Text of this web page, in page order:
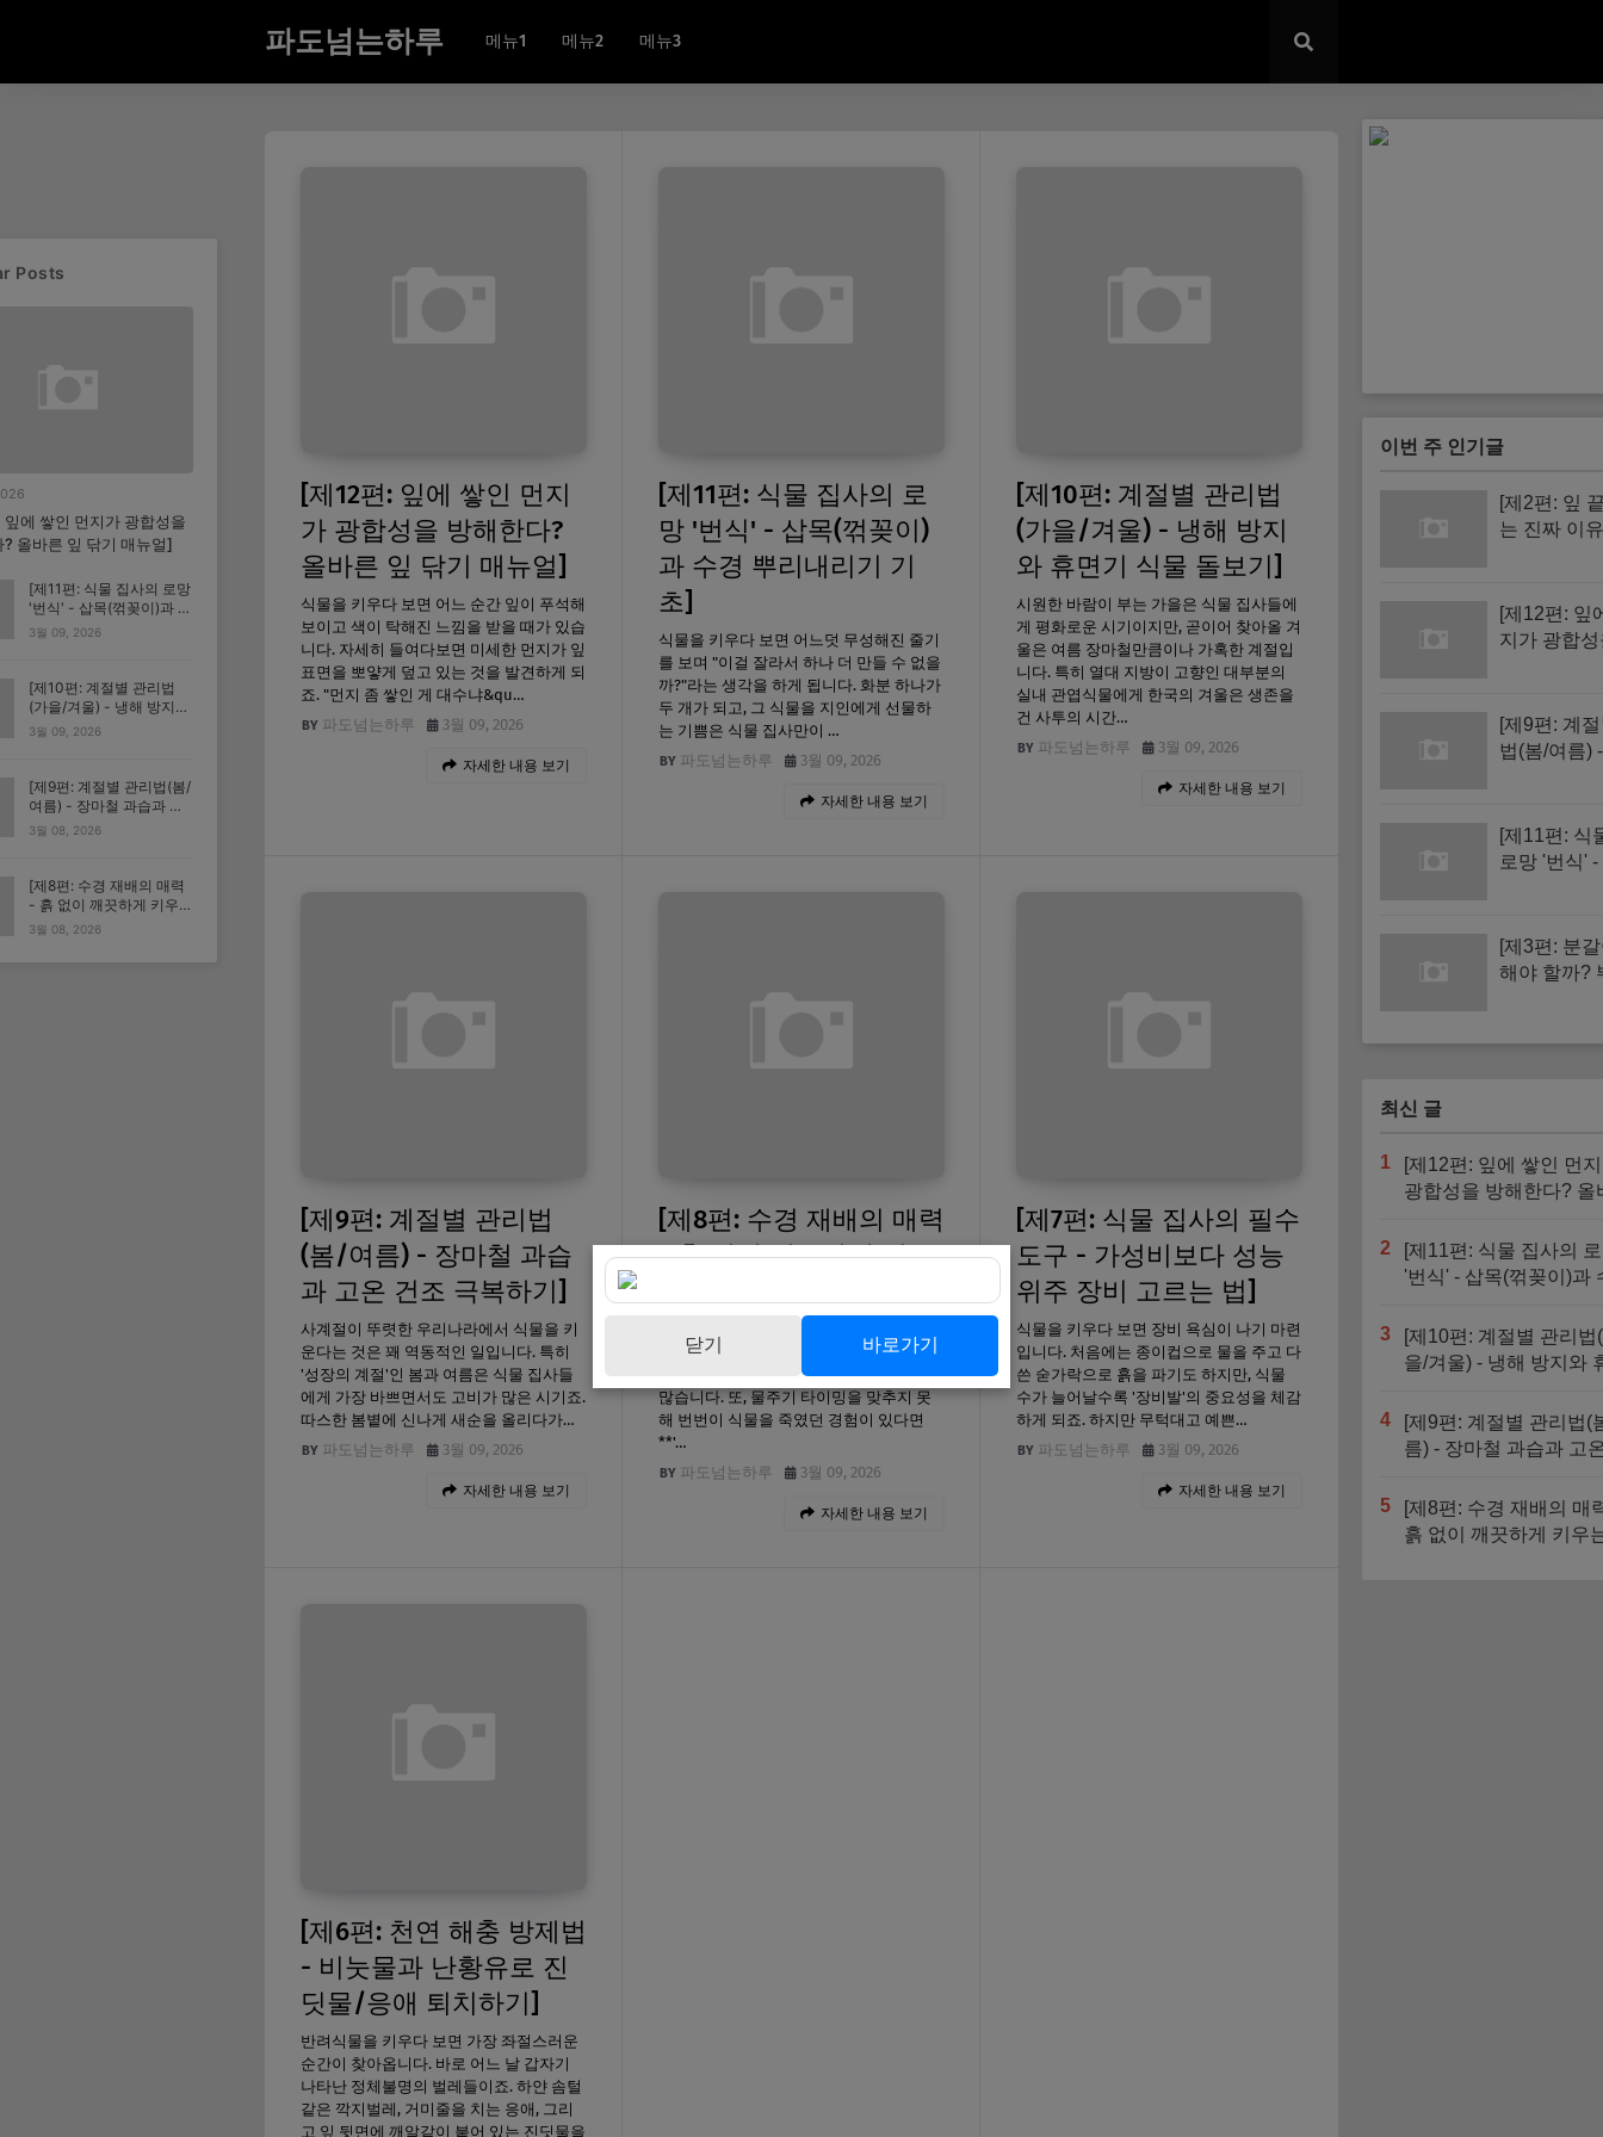
파도넘는하루 메뉴1 메뉴2 메뉴3
[제12편: 잎에 쌓인 먼지
가 광합성을 방해한다?
올바른 잎 닦기 매뉴얼]
식물을 키우다 보면 어느 순간 잎이 푸석해
보이고 색이 탁해진 느낌을 받을 때가 있습
니다. 자세히 들여다보면 미세한 먼지가 잎
표면을 뽀얗게 덮고 있는 것을 발견하게 되
죠. "먼지 좀 쌓인 게 대수냐&qu…
파도넘는하루
3월 09, 2026
자세한 내용 보기
[제11편: 식물 집사의 로
망 '번식' - 삽목(꺾꽂이)
과 수경 뿌리내리기 기
초]
식물을 키우다 보면 어느덧 무성해진 줄기
를 보며 "이걸 잘라서 하나 더 만들 수 없을
까?"라는 생각을 하게 됩니다. 화분 하나가
두 개가 되고, 그 식물을 지인에게 선물하
는 기쁨은 식물 집사만이 …
파도넘는하루
3월 09, 2026
자세한 내용 보기
[제10편: 계절별 관리법
(가을/겨울) - 냉해 방지
와 휴면기 식물 돌보기]
시원한 바람이 부는 가을은 식물 집사들에
게 평화로운 시기이지만, 곧이어 찾아올 겨
울은 여름 장마철만큼이나 가혹한 계절입
니다. 특히 열대 지방이 고향인 대부분의
실내 관엽식물에게 한국의 겨울은 생존을
건 사투의 시간…
파도넘는하루
3월 09, 2026
자세한 내용 보기
[제9편: 계절별 관리법
(봄/여름) - 장마철 과습
과 고온 건조 극복하기]
사계절이 뚜렷한 우리나라에서 식물을 키
운다는 것은 꽤 역동적인 일입니다. 특히
'성장의 계절'인 봄과 여름은 식물 집사들
에게 가장 바쁘면서도 고비가 많은 시기죠.
따스한 봄볕에 신나게 새순을 올리다가…
파도넘는하루
3월 09, 2026
자세한 내용 보기
[제8편: 수경 재배의 매력
- 흙 없이 깨끗하게 키우
리는 게 싫거나, 분갈이 때마다 튀는 흙을
뒤처리하기 부담스러워 망설이는 분들이
많습니다. 또, 물주기 타이밍을 맞추지 못
해 번번이 식물을 죽였던 경험이 있다면
**'…
파도넘는하루
3월 09, 2026
자세한 내용 보기
[제7편: 식물 집사의 필수
도구 - 가성비보다 성능
위주 장비 고르는 법]
식물을 키우다 보면 장비 욕심이 나기 마련
입니다. 처음에는 종이컵으로 물을 주고 다
쓴 숟가락으로 흙을 파기도 하지만, 식물
수가 늘어날수록 '장비발'의 중요성을 체감
하게 되죠. 하지만 무턱대고 예쁜…
파도넘는하루
3월 09, 2026
자세한 내용 보기
[제6편: 천연 해충 방제법
- 비눗물과 난황유로 진
딧물/응애 퇴치하기]
반려식물을 키우다 보면 가장 좌절스러운
순간이 찾아옵니다. 바로 어느 날 갑자기
나타난 정체불명의 벌레들이죠. 하얀 솜털
같은 깍지벌레, 거미줄을 치는 응애, 그리
고 잎 뒷면에 깨알같이 붙어 있는 진딧물을
닫기 바로가기
이번 주 인기글
[제2편: 잎
는 진짜 이
[제12편: 잎
지가 광합
[제9편: 계
법(봄/여름)
[제11편: 식
로망 '번식'
[제3편: 분
해야 할까?
최신 글
1
[제12편: 잎에 쌓인 먼
광합성을 방해한다? 올
2
[제11편: 식물 집사의
'번식' - 삽목(꺾꽂이)과
3
[제10편: 계절별 관리법
을/겨울) - 냉해 방지와
4
[제9편: 계절별 관리법(
름) - 장마철 과습과 고
5
[제8편: 수경 재배의 매
흙 없이 깨끗하게 키우
Posts
에 쌓인 먼지가 광합성을
올바른 잎 닦기 매뉴얼]
[제11편: 식물 집사의 로망
'번식' - 삽목(꺾꽂이)과 수
경 뿌리내리기 기초]
3월 09, 2026
[제10편: 계절별 관리법
(가을/겨울) - 냉해 방지와
휴면기 식물 돌보기]
3월 09, 2026
[제9편: 계절별 관리법(봄/
여름) - 장마철 과습과 고
온 건조 극복하기]
3월 08, 2026
[제8편: 수경 재배의 매력
- 흙 없이 깨끗하게 키우는
수생 식물 관리법]
3월 08, 2026